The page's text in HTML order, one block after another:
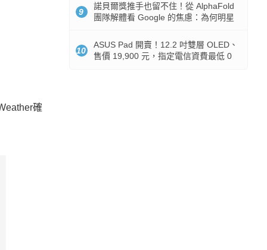
確
9
諾貝爾獎推手也留不住！從 AlphaFold
團隊解體看 Google 的焦慮：為何明星
10
ASUS Pad 開賣！12.2 吋雙層 OLED、
售價 19,900 元，指定電信資費最低 0